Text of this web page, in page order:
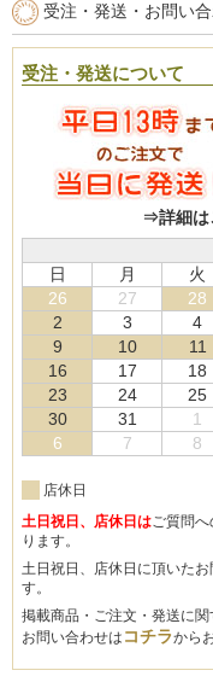
受注・発送・お問い
受注・発送について
⇒詳細は
日
月 火
26
27 28
2
3 4
9
10 11
16
17 18
23
24 25
30
31 1
6
7 8
店休日
土日祝日、店休日はご質問へ
ります。
土日祝日、店休日に頂いた
す。
掲載商品・ご注文・発送に関
お問い合わせは コチラから